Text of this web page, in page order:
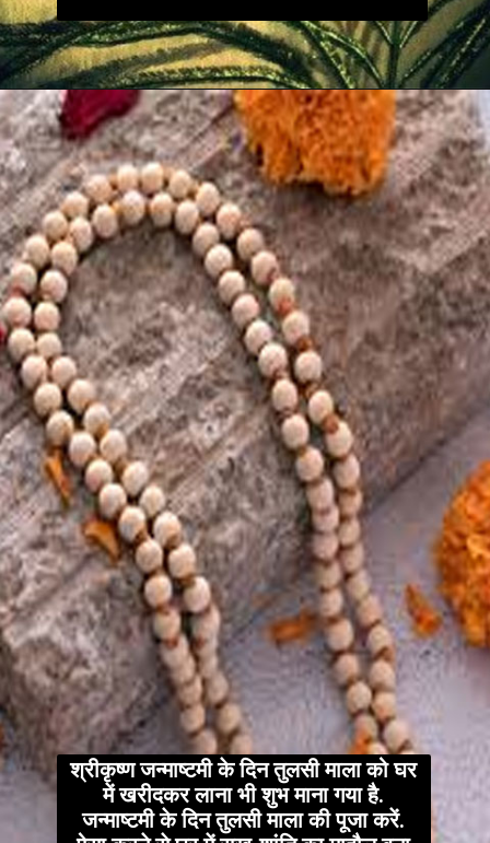
श्रीकृष्ण जन्माष्टमी के दिन तुलसी माला को घर
में खरीदकर लाना भी शुभ माना गया है.
जन्माष्टमी के दिन तुलसी माला की पूजा करें.